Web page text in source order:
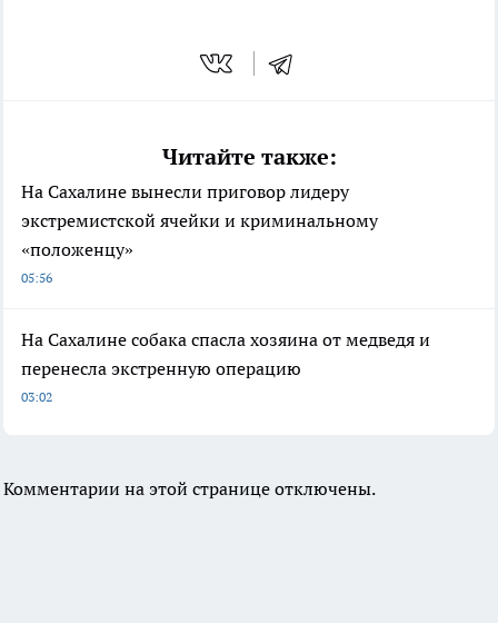
Читайте также:
На Сахалине вынесли приговор лидеру
экстремистской ячейки и криминальному
«положенцу»
05:56
На Сахалине собака спасла хозяина от медведя и
перенесла экстренную операцию
03:02
Комментарии на этой странице отключены.